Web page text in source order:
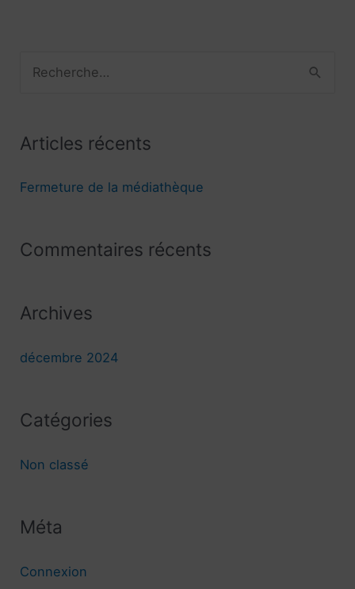
h
h
:
Articles récents
Fermeture de la médiathèque
Commentaires récents
Archives
décembre 2024
Catégories
Non classé
Méta
Connexion